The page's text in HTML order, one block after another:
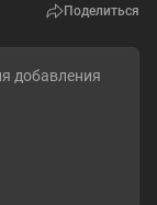
Поделиться